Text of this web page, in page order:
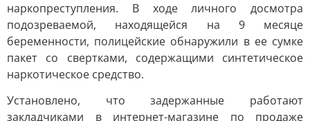
наркопреступления. В ходе личного досмотра
подозреваемой, находящейся на 9 месяце
беременности, полицейские обнаружили в ее сумке
пакет со свертками, содержащими синтетическое
наркотическое средство.
Установлено, что задержанные работают
закладчиками в интернет-магазине по продаже